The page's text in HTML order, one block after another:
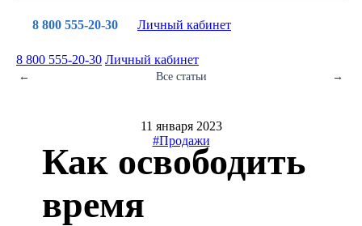
8 800 555-20-30 Личный кабинет
8 800 555-20-30 Личный кабинет
← Все статьи →
11 января 2023
#Продажи
Как освободить
время